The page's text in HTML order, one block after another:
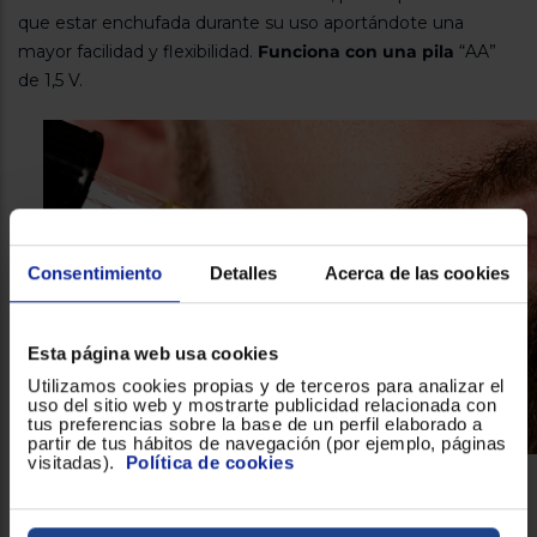
Consentimiento Detalles Acerca de las cookies
Esta página web usa cookies
Utilizamos cookies propias y de terceros para analizar el
uso del sitio web y mostrarte publicidad relacionada con
tus preferencias sobre la base de un perfil elaborado a
partir de tus hábitos de navegación (por ejemplo, páginas
visitadas). Política de cookies
que estar enchufada durante su uso aportándote una
mayor facilidad y flexibilidad. Funciona con una pila “AA”
de 1,5 V.
El práctico y sencillobarbero/perfilador Jata CN15B de